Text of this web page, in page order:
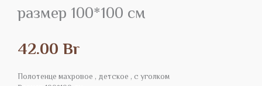
размер 100*100 см
42.00 Br
Полотенце махровое , детское , с уголком